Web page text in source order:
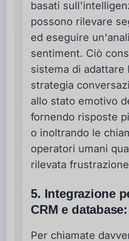
basati
possono rilevare
ed eseguire
sentiment. Ciò
sistema di adattare
strategia
allo stato emotivo
fornendo risposte
o inoltrando le
operatori umani
rilevata
5. Integrazione
CRM e database:
Per chiamate